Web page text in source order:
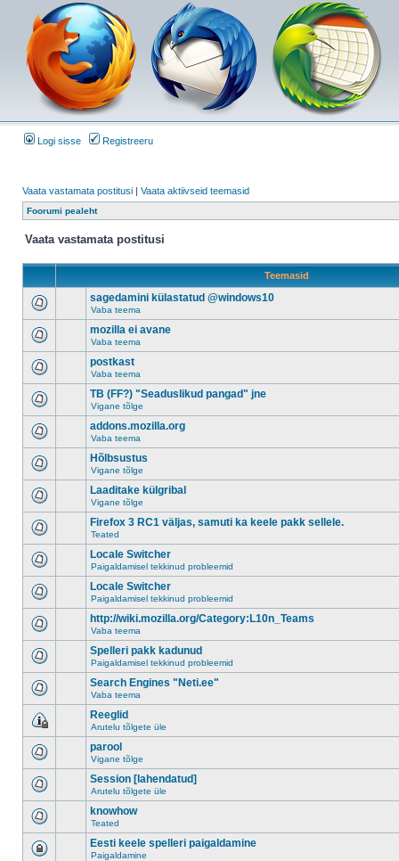
Logi sisse Registreeru
Vaata vastamata postitusi | Vaata aktiivseid teemasid
Foorumi pealeht
Vaata vastamata postitusi
Teemasid
sagedamini külastatud @windows10
Vaba teema
mozilla ei avane
Vaba teema
postkast
Vaba teema
TB (FF?) "Seaduslikud pangad" jne
Vigane tõlge
addons.mozilla.org
Vaba teema
Hõlbsustus
Vigane tõlge
Laaditake külgribal
Vigane tõlge
Firefox 3 RC1 väljas, samuti ka keele pakk sellele.
Teated
Locale Switcher
Paigaldamisel tekkinud probleemid
Locale Switcher
Paigaldamisel tekkinud probleemid
http://wiki.mozilla.org/Category:L10n_Teams
Vaba teema
Spelleri pakk kadunud
Paigaldamisel tekkinud probleemid
Search Engines "Neti.ee"
Vaba teema
Reeglid
Arutelu tõlgete üle
parool
Vigane tõlge
Session [lahendatud]
Arutelu tõlgete üle
knowhow
Teated
Eesti keele spelleri paigaldamine
Paigaldamine